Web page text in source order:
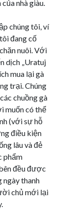
nhà giàu.
chúng tôi, ví
đang cố
nuôi. Với
dịch „Uratuj
mua lại gà
trại. Chúng
chuồng gà
muốn có thể
(với sự hỗ
điều kiện
lâu và đẻ
phẩm
đều được
ngày thanh
chủ mới lại